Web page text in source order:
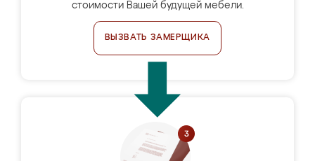
стоимости Вашей будущей мебели.
ВЫЗВАТЬ ЗАМЕРЩИКА